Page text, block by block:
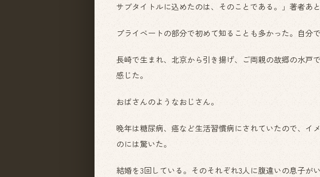
サブタイトルに込めたのは、そのことである。」著者あ
プライベートの部分で初めて知ることも多かった。自分
長崎で生まれ、北京から引き揚げ、ご両親の故郷の水戸
感じた。
おばさんのようなおじさん。
晩年は糖尿病、癌など生活習慣病にされていたので、イ
のには驚いた。
結婚を3回している。そのそれぞれ3人に腹違いの息子がい